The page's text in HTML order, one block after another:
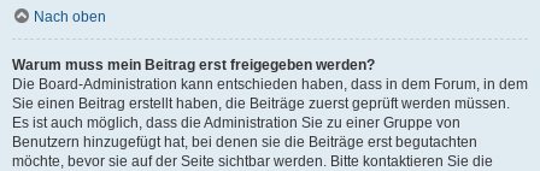
Nach oben
Warum muss mein Beitrag erst freigegeben werden?
Die Board-Administration kann entschieden haben, dass in dem Forum, in dem
Sie einen Beitrag erstellt haben, die Beiträge zuerst geprüft werden müssen.
Es ist auch möglich, dass die Administration Sie zu einer Gruppe von
Benutzern hinzugefügt hat, bei denen sie die Beiträge erst begutachten
möchte, bevor sie auf der Seite sichtbar werden. Bitte kontaktieren Sie die